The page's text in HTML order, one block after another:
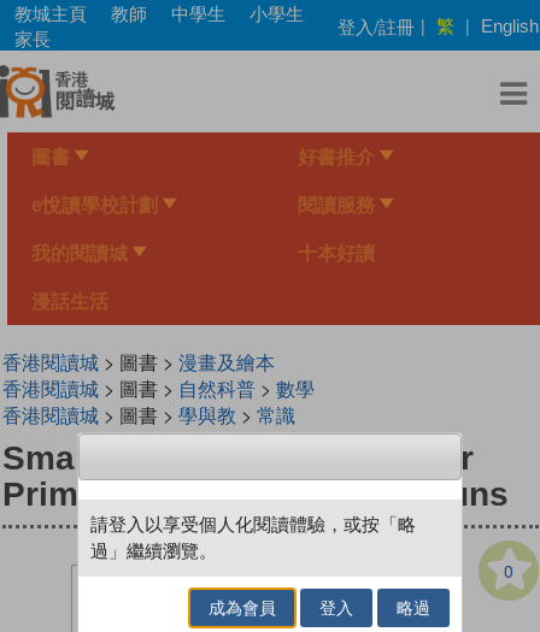
Skip
main
content
教城主頁 教師 中學生
小學生
家長
登入/註冊 | 繁 | English
圖書 好書推介
e悅讀學校計劃 閱讀服務
我的閱讀城 十本好讀
漫話生活
香港閱讀城> 圖書 > 漫畫及繪本
香港閱讀城> 圖書 > 自然科普> 數學
香港閱讀城> 圖書 > 學與教 > 常識
Smart Mathematicians Lower
Primary-05 Where Are My Buns
0
請登入以享受個人化閱讀體驗，或按「略
過」繼續瀏覽。
成為會員 登入 略過